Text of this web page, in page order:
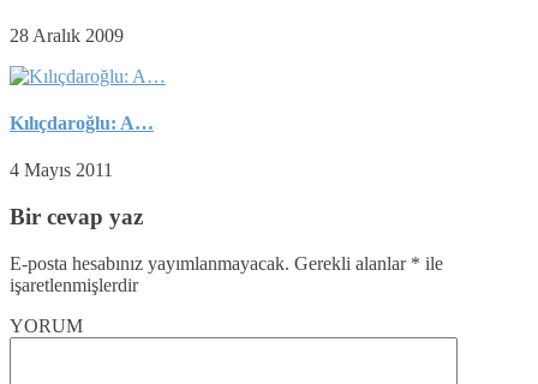
28 Aralık 2009
Kılıçdaroğlu: A…
4 Mayıs 2011
Bir cevap yaz
E-posta hesabınız yayımlanmayacak. Gerekli alanlar * ile
işaretlenmişlerdir
YORUM